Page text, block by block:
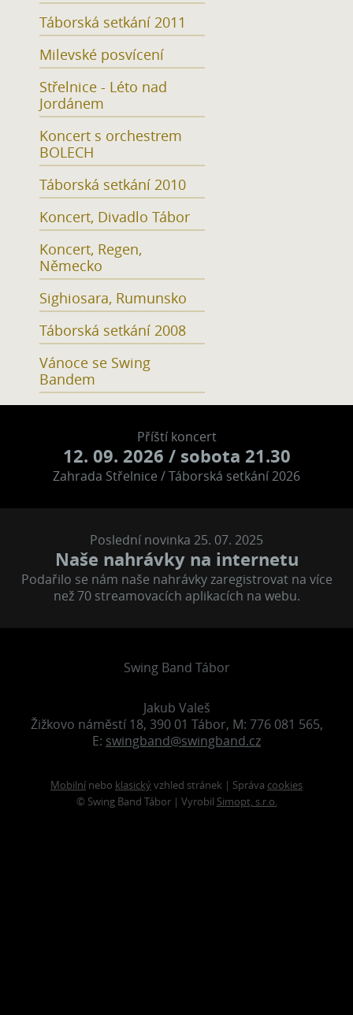
Táborská setkání 2011
Milevské posvícení
Střelnice - Léto nad
Jordánem
Koncert s orchestrem
BOLECH
Táborská setkání 2010
Koncert, Divadlo Tábor
Koncert, Regen,
Německo
Sighiosara, Rumunsko
Táborská setkání 2008
Vánoce se Swing
Bandem
Příští koncert
12. 09. 2026 / sobota 21.30
Zahrada Střelnice / Táborská setkání 2026
Poslední novinka 25. 07. 2025
Naše nahrávky na internetu
Podařilo se nám naše nahrávky zaregistrovat na více
než 70 streamovacích aplikacích na webu.
Swing Band Tábor
Jakub Valeš
Žižkovo náměstí 18, 390 01 Tábor, M: 776 081 565,
E: swingband@swingband.cz
Mobilní nebo klasickývzhled stránek | Správa cookies
© Swing Band Tábor | Vyrobil Simopt, s.r.o.